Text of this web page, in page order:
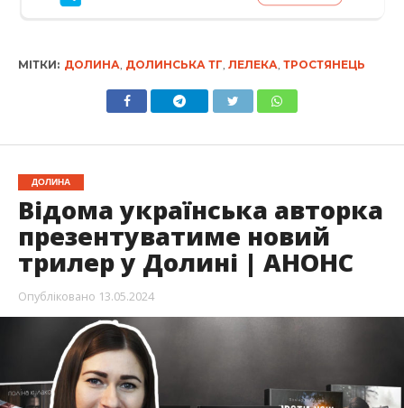
МІТКИ: ДОЛИНА ДОЛИНСЬКА ТГ ЛЕЛЕКА ТРОСТЯНЕЦЬ
ДОЛИНА
Відома українська авторка
презентуватиме новий
трилер у Долині | АНОНС
Опубліковано 13.05.2024